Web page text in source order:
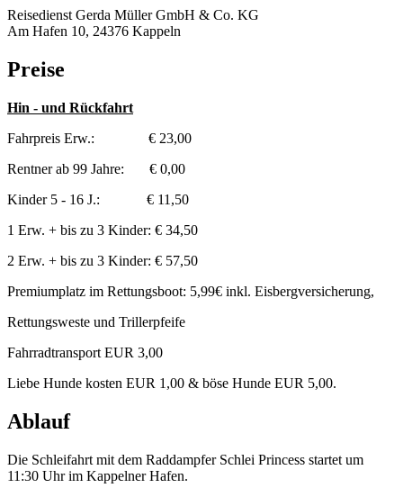
Reisedienst Gerda Müller GmbH & Co. KG
Am Hafen 10, 24376 Kappeln
Preise
Hin - und Rückfahrt
Fahrpreis Erw.: € 23,00
Rentner ab 99 Jahre: € 0,00
Kinder 5 - 16 J.: € 11,50
1 Erw. + bis zu 3 Kinder: € 34,50
2 Erw. + bis zu 3 Kinder: € 57,50
Premiumplatz im Rettungsboot: 5,99€ inkl. Eisbergversicherung,
Rettungsweste und Trillerpfeife
Fahrradtransport EUR 3,00
Liebe Hunde kosten EUR 1,00 & böse Hunde EUR 5,00.
Ablauf
Die Schleifahrt mit dem Raddampfer Schlei Princess startet um
11:30 Uhr im Kappelner Hafen.